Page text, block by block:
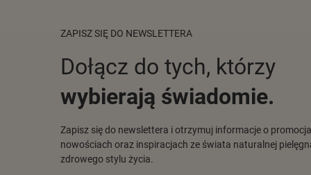
ZAPISZ SIĘ DO NEWSLETTERA
Dołącz do tych, którzy
wybierają świadomie.
Zapisz się do newslettera i otrzymuj informacje o
nowościach oraz inspiracjach ze świata naturalnej
zdrowego stylu życia.